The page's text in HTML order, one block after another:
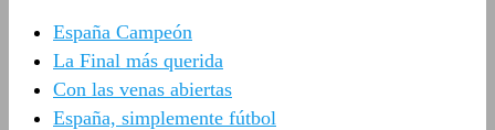
España Campeón
La Final más querida
Con las venas abiertas
España, simplemente fútbol